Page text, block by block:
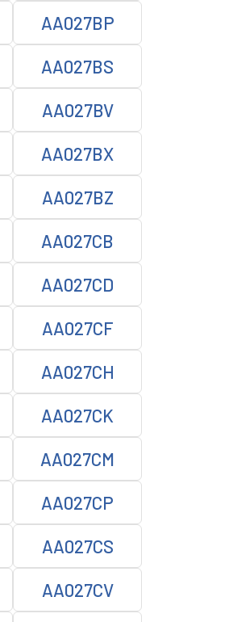
AA027BP
AA027BS
AA027BV
AA027BX
AA027BZ
AA027CB
AA027CD
AA027CF
AA027CH
AA027CK
AA027CM
AA027CP
AA027CS
AA027CV